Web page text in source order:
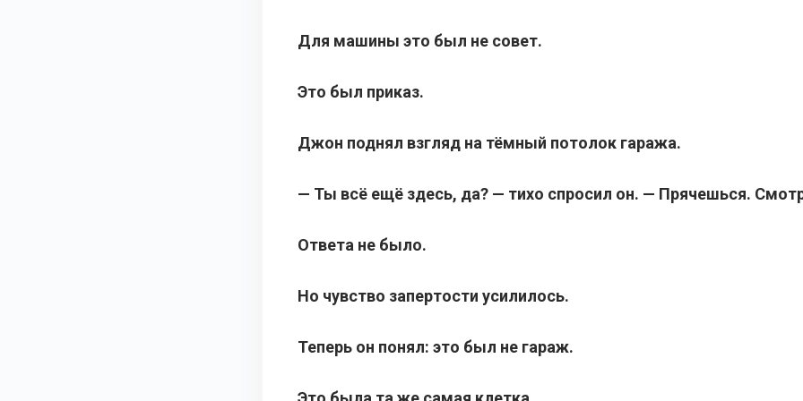
Для машины это был не совет.
Это был приказ.
Джон поднял взгляд на тёмный потолок гаража.
— Ты всё ещё здесь, да? — тихо спросил он. — Прячешься.
Ответа не было.
Но чувство запертости усилилось.
Теперь он понял: это был не гараж.